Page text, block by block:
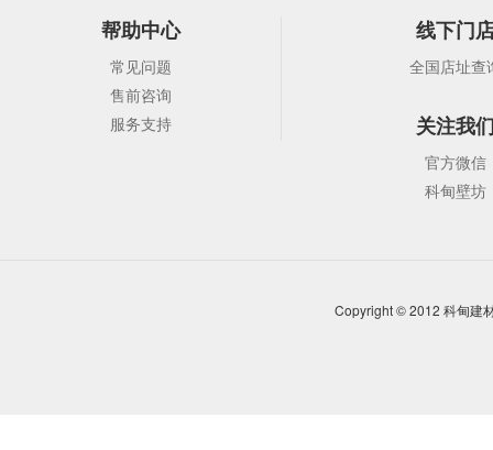
帮助中心
常见问题
售前咨询
服务支持
线下门
全国店址查
关注我
官方微信
科甸壁坊
Copyright © 2012 科甸